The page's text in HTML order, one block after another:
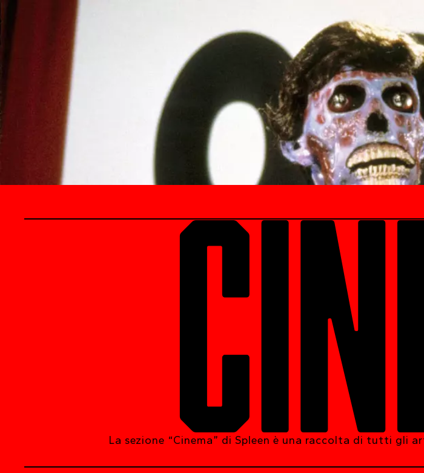
La sezione “Cinema” di Spleen è una raccolta di tutti gli